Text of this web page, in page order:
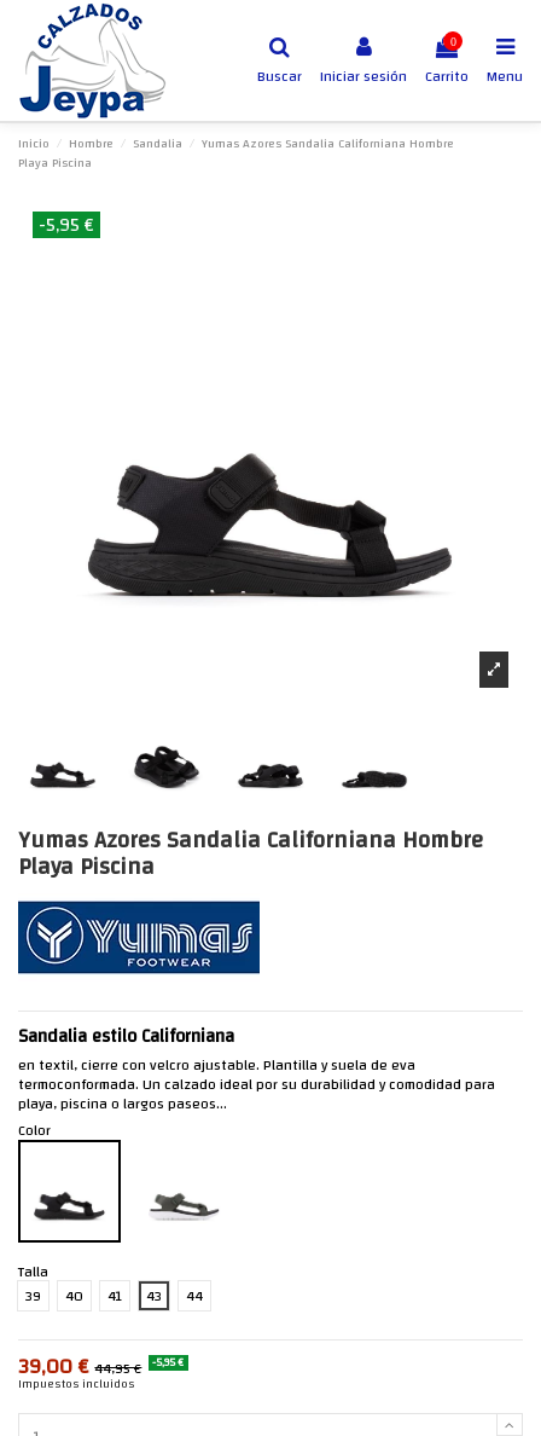
Buscar Iniciar sesión
0
Carrito Menu
Inicio Hombre Sandalia
Yumas Azores Sandalia Californiana Hombre
Playa Piscina
-5,95 €
Yumas Azores Sandalia Californiana Hombre
Playa Piscina
Sandalia estilo Californiana
en textil, cierre con velcro ajustable. Plantilla y suela de eva
termoconformada. Un calzado ideal por su durabilidad y comodidad para
playa, piscina o largos paseos...
Color
Talla
39
40 41 43 44
39,00 € 44,95 € -5,95 €
Impuestos incluidos